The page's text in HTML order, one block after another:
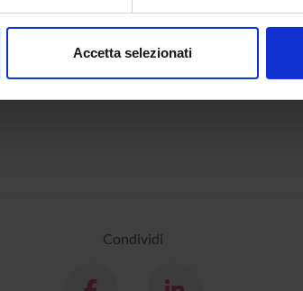
momento dalla Dichiarazione sui cookie.
servizi.
Accetta selezionati
Condividi